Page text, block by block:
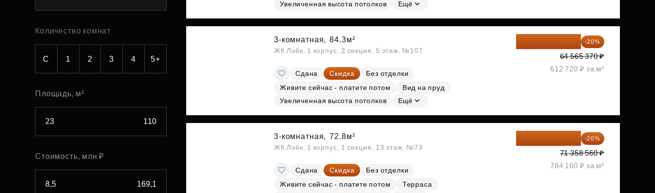
Рефинансирование
Субсидии
Количество комнат
С 1 2 3 4 5+
Площадь, м²
Стоимость, млн ₽
Увеличенная высота потолков
Ещё
3-комнатная, 84.3м²
ЖК Лэйк, 1 корпус, 2 секция, 5 этаж, №107
Сдана Скидка
Без отделки
Живите сейчас - платите потом
Вид на пруд
Увеличенная высота потолков
Ещё
-20%
64 565 370 ₽
612 720 ₽ за м²
3-комнатная, 72.8м²
ЖК Лэйк, 1 корпус, 1 секция, 13 этаж, №73
Сдана Скидка
Без отделки
Живите сейчас - платите потом
Терраса
-20%
71 358 560 ₽
784 160 ₽ за м²